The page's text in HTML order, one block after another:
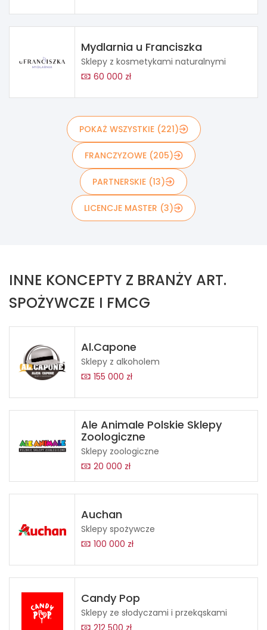
Mydlarnia u Franciszka
Sklepy z kosmetykami naturalnymi
60 000 zł
POKAŻ WSZYSTKIE (221)
FRANCZYZOWE (205)
PARTNERSKIE (13)
LICENCJE MASTER (3)
INNE KONCEPTY Z BRANŻY ART.
SPOŻYWCZE I FMCG
Al.Capone
Sklepy z alkoholem
155 000 zł
Ale Animale Polskie Sklepy
Zoologiczne
Sklepy zoologiczne
20 000 zł
Auchan
Sklepy spożywcze
100 000 zł
Candy Pop
Sklepy ze słodyczami i przekąskami